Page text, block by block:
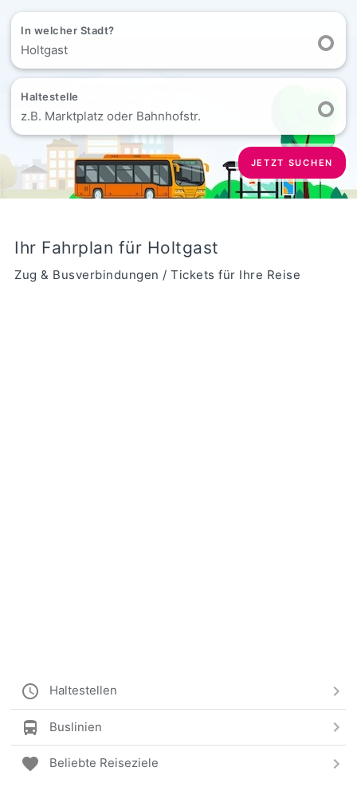
In welcher Stadt?
Holtgast
Haltestelle
z.B. Marktplatz oder Bahnhofstr.
JETZT SUCHEN
Ihr Fahrplan für Holtgast
Zug & Busverbindungen / Tickets für Ihre Reise
Haltestellen
Buslinien
Beliebte Reiseziele